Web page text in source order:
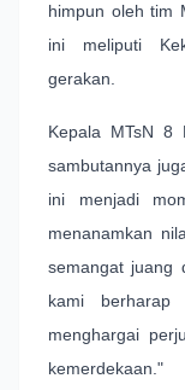
himpun oleh tim
ini meliputi
gerakan.
Kepala MTsN 8
sambutannya
ini menjadi
menanamkan
semangat juang
kami
menghargai
kemerdekaan."